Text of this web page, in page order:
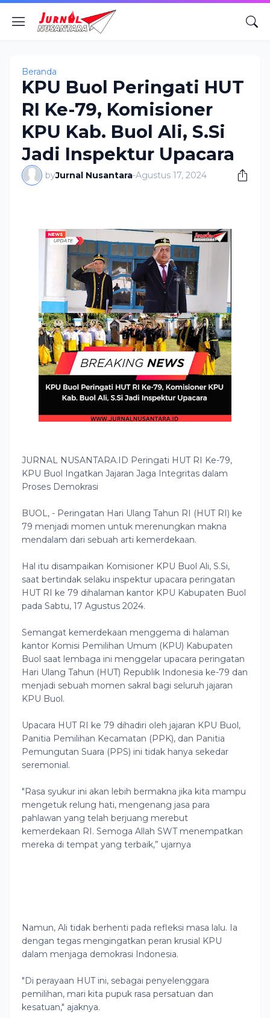
Beranda
KPU Buol Peringati HUT
RI Ke-79, Komisioner
KPU Kab. Buol Ali, S.Si
Jadi Inspektur Upacara
byJurnal Nusantara-Agustus 17, 2024
JURNAL NUSANTARA.ID Peringati HUT RI Ke-79,
KPU Buol Ingatkan Jajaran Jaga Integritas dalam
Proses Demokrasi
BUOL, - Peringatan Hari Ulang Tahun RI (HUT RI) ke
79 menjadi momen untuk merenungkan makna
mendalam dari sebuah arti kemerdekaan.
Hal itu disampaikan Komisioner KPU Buol Ali, S.Si,
saat bertindak selaku inspektur upacara peringatan
HUT RI ke 79 dihalaman kantor KPU Kabupaten Buol
pada Sabtu, 17 Agustus 2024.
Semangat kemerdekaan menggema di halaman
kantor Komisi Pemilihan Umum (KPU) Kabupaten
Buol saat lembaga ini menggelar upacara peringatan
Hari Ulang Tahun (HUT) Republik Indonesia ke-79 dan
menjadi sebuah momen sakral bagi seluruh jajaran
KPU Buol.
Upacara HUT RI ke 79 dihadiri oleh jajaran KPU Buol,
Panitia Pemilihan Kecamatan (PPK), dan Panitia
Pemungutan Suara (PPS) ini tidak hanya sekedar
seremonial.
"Rasa syukur ini akan lebih bermakna jika kita mampu
mengetuk relung hati, mengenang jasa para
pahlawan yang telah berjuang merebut
kemerdekaan RI. Semoga Allah SWT menempatkan
mereka di tempat yang terbaik,” ujarnya
Namun, Ali tidak berhenti pada refleksi masa lalu. Ia
dengan tegas mengingatkan peran krusial KPU
dalam menjaga demokrasi Indonesia.
"Di perayaan HUT ini, sebagai penyelenggara
pemilihan, mari kita pupuk rasa persatuan dan
kesatuan," ajaknya.